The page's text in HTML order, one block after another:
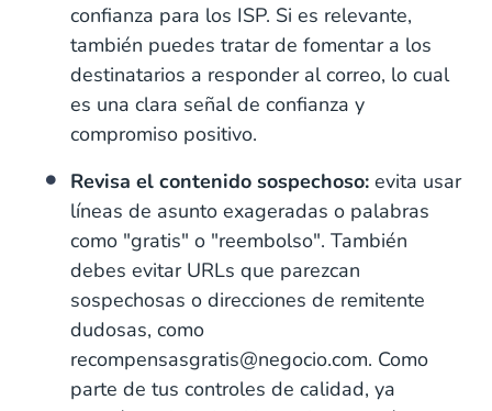
confianza para los ISP. Si es relevante,
también puedes tratar de fomentar a los
destinatarios a responder al correo, lo cual
es una clara señal de confianza y
compromiso positivo.
Revisa el contenido sospechoso: evita usar
líneas de asunto exageradas o palabras
como "gratis" o "reembolso". También
debes evitar URLs que parezcan
sospechosas o direcciones de remitente
dudosas, como
recompensasgratis@negocio.com. Como
parte de tus controles de calidad, ya